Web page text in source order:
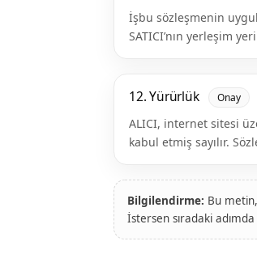
İşbu sözleşmenin
SATICI’nın yerleşim
12. Yürürlük Onay
ALICI, internet sitesi
kabul etmiş sayılır.
Bilgilendirme: Bu
İstersen sıradaki